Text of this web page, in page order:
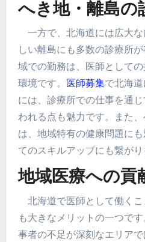
へき地・離島の
一方で、北海道には広大
しい離島にも多数の診療所
域での勤務は、医師として
環境です。 医師募集で北海
には、診療所での仕事を通
われる点も魅力です。また
は、地域特有の健康問題に
てのスキルアップにも繋がり
地域医療への貢
北海道で医師として働く
も大きなメリットの一つで
事者の不足が深刻なエリア